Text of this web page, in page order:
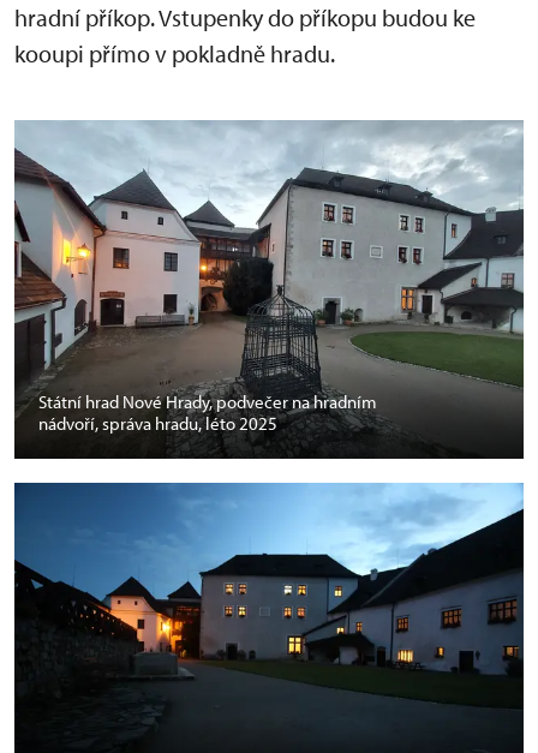
hradní příkop. Vstupenky do příkopu budou ke
kooupi přímo v pokladně hradu.
Státní hrad Nové Hrady, podvečer na hradním
nádvoří, správa hradu, léto 2025